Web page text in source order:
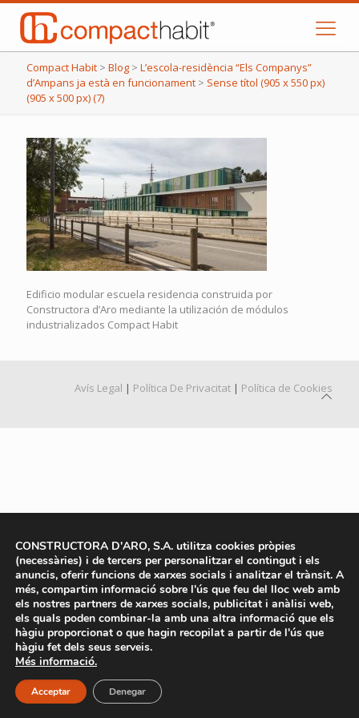
Compact Habit > Blog > L’escola-residència “Els Companys”
d’Ampans ja està en funcionament > Sense títol (905 x 550 px)
(905 x 500 px) (7)
Edificio modular escuela residencia construida por
Constructora d’Aro mediante la utilización de módulos
industrializados Compact Habit
Avís Legal | Política De Privacitat | Política de Cookies
CONSTRUCTORA D'ARO, S.A. utilitza cookies pròpies
(necessàries) i de tercers per personalitzar el contingut i els
anuncis, oferir funcions de xarxes socials i analitzar el trànsit. A
més, compartim informació sobre l'ús que feu del lloc web amb
els nostres partners de xarxes socials, publicitat i anàlisi web,
els quals poden combinar-la amb una altra informació que els
hàgiu proporcionat o que hagin recopilat a partir de l'ús que
hàgiu fet dels seus serveis.
Més informació.
Acceptar Denegar